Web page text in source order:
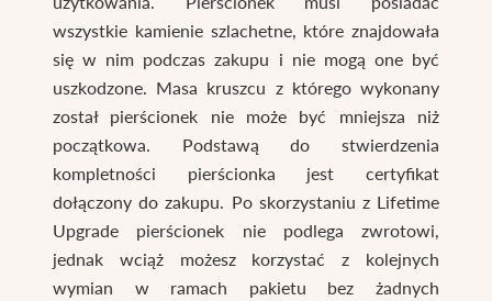
wszystkie kamienie szlachetne, które znajdowała
się w nim podczas zakupu i nie mogą one być
uszkodzone. Masa kruszcu z którego wykonany
został pierścionek nie może być mniejsza niż
początkowa. Podstawą do stwierdzenia
kompletności pierścionka jest certyfikat
dołączony do zakupu. Po skorzystaniu z Lifetime
Upgrade pierścionek nie podlega zwrotowi,
jednak wciąż możesz korzystać z kolejnych
wymian w ramach pakietu bez żadnych